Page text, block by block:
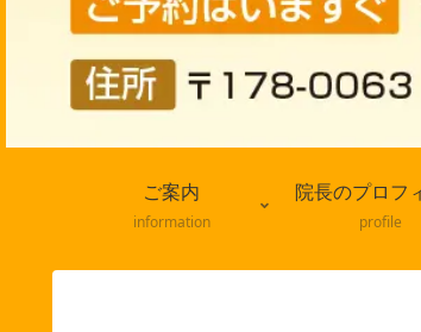
ご案内
information
院長のプロフ
profile